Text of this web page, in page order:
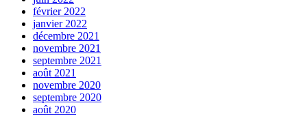
février 2022
janvier 2022
décembre 2021
novembre 2021
septembre 2021
août 2021
novembre 2020
septembre 2020
août 2020